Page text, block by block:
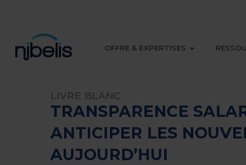
OFFRE & EXPERTISES OUVRIR
LIVRE BLANC
TRANSPARENCE
ANTICIPER LES
AUJOURD’HUI